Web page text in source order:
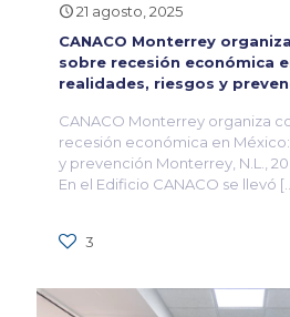
21 agosto, 2025
CANACO Monterrey
sobre recesión económica
realidades, riesgos y
CANACO Monterrey organiza
recesión económica en
y prevención Monterrey, N.L.,
En el Edificio CANACO se llevó
3